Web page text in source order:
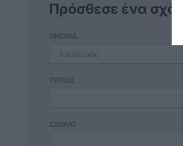
Πρόσθεσε ένα
ΟΝΟΜΑ
ΤΙΤΛΟΣ
ΣΧΟΛΙΟ